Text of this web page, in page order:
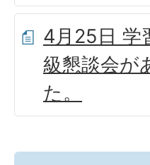
4月25日 学
級懇談会が
た。